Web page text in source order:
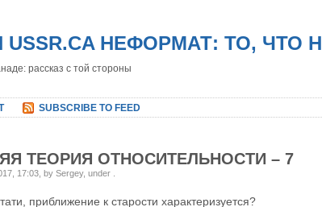
USSR.CA НЕФОРМАТ: ТО,
рассказ с той стороны
SUBSCRIBE TO FEED
ТЕОРИЯ ОТНОСИТЕЛЬНОСТИ – 7
17:03, by Sergey, under
приближение к старости характеризуется?